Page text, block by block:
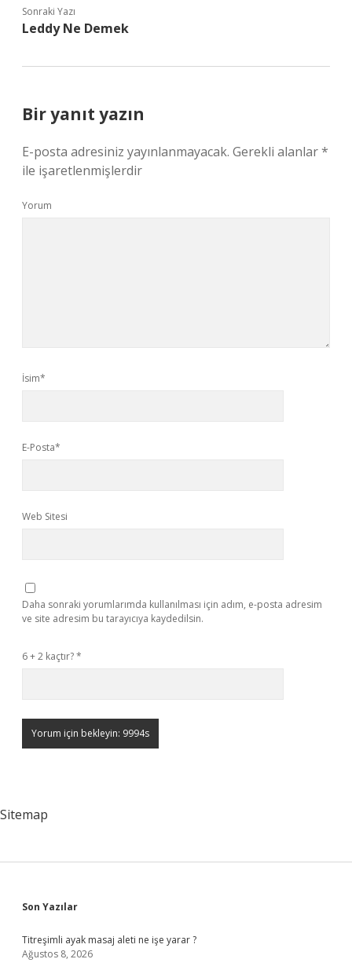
Sonraki Yazı
Leddy Ne Demek
Bir yanıt yazın
E-posta adresiniz yayınlanmayacak. Gerekli alanlar*
ile işaretlenmişlerdir
Yorum
İsim*
E-Posta*
Web Sitesi
Daha sonraki yorumlarımda kullanılması için adım, e-posta adresim
ve site adresim bu tarayıcıya kaydedilsin.
6 + 2 kaçtır?*
Sitemap
Sidebar
Son Yazılar
Titreşimli ayak masaj aleti ne işe yarar ?
Ağustos 8, 2026